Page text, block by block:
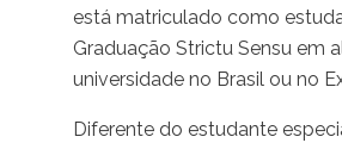
está matriculado como
Graduação Strictu Sensu em
universidade no Brasil ou no
Diferente do estudante